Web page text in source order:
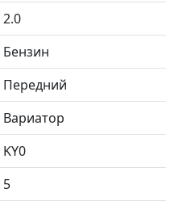
2.0
Бензин
Передний
Вариатор
KY0
5